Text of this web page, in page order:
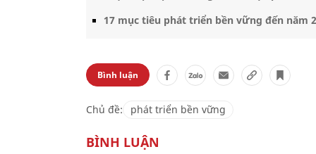
17 mục tiêu phát triển bền vững đến năm
Bình luận
Chủ đề: phát triển bền vững